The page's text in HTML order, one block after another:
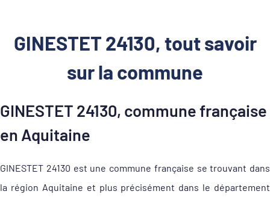
GINESTET 24130, tout savoir
sur la commune
GINESTET 24130, commune française
en Aquitaine
GINESTET 24130 est une commune française se trouvant dans
la région Aquitaine et plus précisément dans le département